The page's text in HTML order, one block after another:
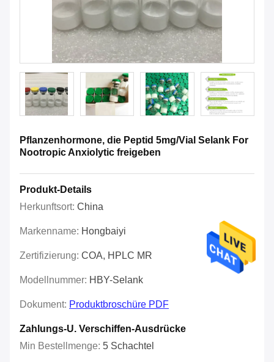
Pflanzenhormone, die Peptid 5mg/Vial Selank For
Nootropic Anxiolytic freigeben
Produkt-Details
Herkunftsort: China
Markenname: Hongbaiyi
Zertifizierung: COA, HPLC MR
Modellnummer: HBY-Selank
Dokument: Produktbroschüre PDF
Zahlungs-U. Verschiffen-Ausdrücke
Min Bestellmenge: 5 Schachtel